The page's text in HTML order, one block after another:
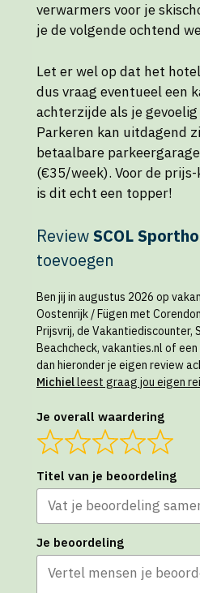
verwarmers voor je
je de volgende ochtend
Let er wel op dat het
dus vraag eventueel een
achterzijde als je
Parkeren kan uitdagend
betaalbare
(€35/week). Voor de
is dit echt een topper!
Review SCOL
toevoegen
Ben jij in augustus 2026 op
Oostenrijk / Fügen met
Prijsvrij, de Vakantiediscounter,
Beachcheck, vakanties.nl of
dan hieronder je eigen review
Michielleest graag jou eigen
Je overall waardering
Titel van je beoordeling
Je beoordeling